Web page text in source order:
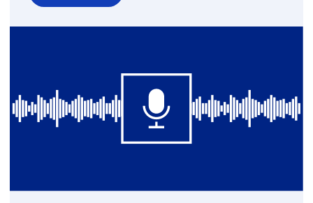
over
TNO
Circulaire
Industrie